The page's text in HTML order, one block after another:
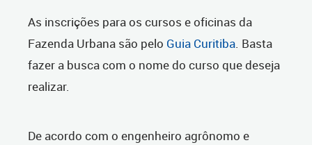
As inscrições para os cursos e oficinas da
Fazenda Urbana são pelo Guia Curitiba. Basta
fazer a busca com o nome do curso que deseja
realizar.
De acordo com o engenheiro agrônomo e